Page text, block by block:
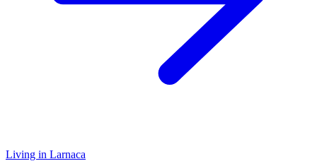
Living in Larnaca